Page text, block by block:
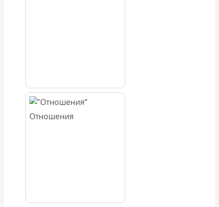
Отношения